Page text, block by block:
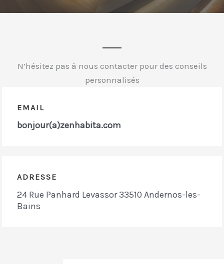
N’hésitez pas à nous contacter pour des conseils
personnalisés
EMAIL
bonjour(a)zenhabita.com
ADRESSE
24 Rue Panhard Levassor 33510 Andernos-les-
Bains